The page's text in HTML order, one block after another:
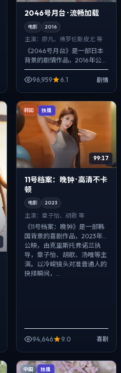
2046号月台 · 流畅加载
电影 2016
主演： 廖凡、佛罗伦斯·皮尤 等
《2046号月台》是一部日本
背景的剧情作品，2016年公
映，由魏德圣执导，廖凡、佛
罗伦斯·皮尤、孔刘等主演。配
96,959 6.1 剧情
韩国 独播
99:17
11号档案：晚钟 · 高清不卡
顿
电影 2023
主演： 章子怡、胡歌 等
《11号档案：晚钟》是一部韩
国背景的喜剧作品，2023年
公映，由克里斯托弗·诺兰执
导，章子怡、胡歌、汤唯等主
演。以冷峻镜头对准普通人的
抉择瞬间，...
94,646 9.0 喜剧
中国 独播